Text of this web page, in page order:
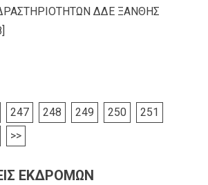
ΔΔΕ ΞΑΝΘΗΣ
247 248 249 250
251
>>
ΕΚΔΡΟΜΩΝ